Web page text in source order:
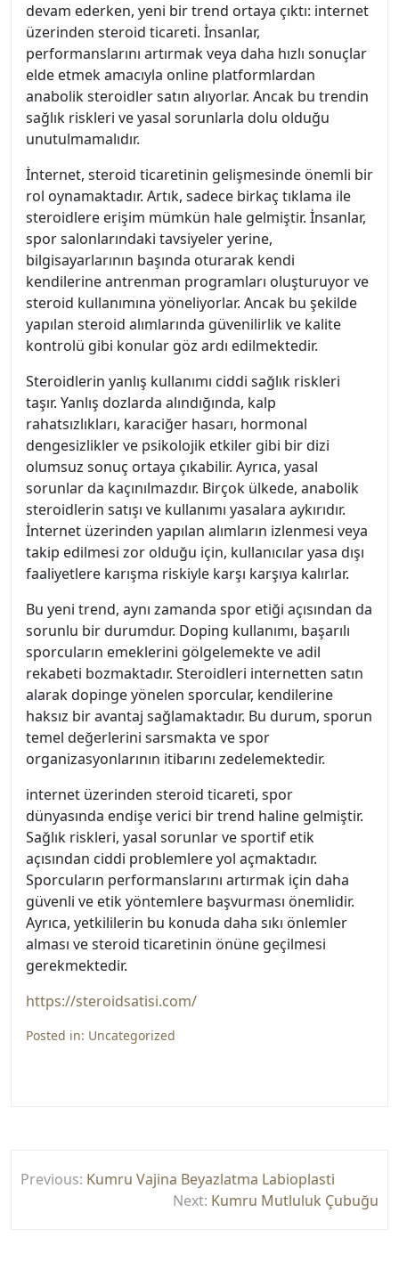
devam ederken, yeni bir trend ortaya çıktı: internet
üzerinden steroid ticareti. İnsanlar,
performanslarını artırmak veya daha hızlı sonuçlar
elde etmek amacıyla online platformlardan
anabolik steroidler satın alıyorlar. Ancak bu trendin
sağlık riskleri ve yasal sorunlarla dolu olduğu
unutulmamalıdır.
İnternet, steroid ticaretinin gelişmesinde önemli bir
rol oynamaktadır. Artık, sadece birkaç tıklama ile
steroidlere erişim mümkün hale gelmiştir. İnsanlar,
spor salonlarındaki tavsiyeler yerine,
bilgisayarlarının başında oturarak kendi
kendilerine antrenman programları oluşturuyor ve
steroid kullanımına yöneliyorlar. Ancak bu şekilde
yapılan steroid alımlarında güvenilirlik ve kalite
kontrolü gibi konular göz ardı edilmektedir.
Steroidlerin yanlış kullanımı ciddi sağlık riskleri
taşır. Yanlış dozlarda alındığında, kalp
rahatsızlıkları, karaciğer hasarı, hormonal
dengesizlikler ve psikolojik etkiler gibi bir dizi
olumsuz sonuç ortaya çıkabilir. Ayrıca, yasal
sorunlar da kaçınılmazdır. Birçok ülkede, anabolik
steroidlerin satışı ve kullanımı yasalara aykırıdır.
İnternet üzerinden yapılan alımların izlenmesi veya
takip edilmesi zor olduğu için, kullanıcılar yasa dışı
faaliyetlere karışma riskiyle karşı karşıya kalırlar.
Bu yeni trend, aynı zamanda spor etiği açısından da
sorunlu bir durumdur. Doping kullanımı, başarılı
sporcuların emeklerini gölgelemekte ve adil
rekabeti bozmaktadır. Steroidleri internetten satın
alarak dopinge yönelen sporcular, kendilerine
haksız bir avantaj sağlamaktadır. Bu durum, sporun
temel değerlerini sarsmakta ve spor
organizasyonlarının itibarını zedelemektedir.
internet üzerinden steroid ticareti, spor
dünyasında endişe verici bir trend haline gelmiştir.
Sağlık riskleri, yasal sorunlar ve sportif etik
açısından ciddi problemlere yol açmaktadır.
Sporcuların performanslarını artırmak için daha
güvenli ve etik yöntemlere başvurması önemlidir.
Ayrıca, yetkililerin bu konuda daha sıkı önlemler
alması ve steroid ticaretinin önüne geçilmesi
gerekmektedir.
https://steroidsatisi.com/
Posted in: Uncategorized
gezinmesi
Previous: Kumru Vajina Beyazlatma Labioplasti
Next: Kumru Mutluluk Çubuğu